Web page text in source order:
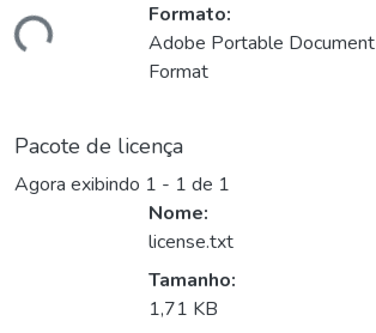
Formato:
Adobe Portable Document
Format
Pacote de licença
Agora exibindo 1 - 1 de 1
Nome:
license.txt
Tamanho:
1,71 KB